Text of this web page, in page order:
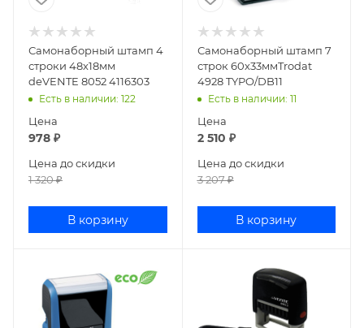
Самонаборный штамп 4
строки 48х18мм
deVENTE 8052 4116303
Есть в наличии: 122
Цена
978 ₽
Цена до скидки
1 320₽
В корзину
Самонаборный штамп 7
строк 60х33ммTrodat
4928 TYPO/DB11
Есть в наличии: 11
Цена
2 510 ₽
Цена до скидки
3 207₽
В корзину